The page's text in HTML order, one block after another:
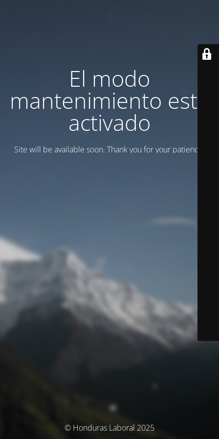
El modo
mantenimiento está
activado
Site will be available soon. Thank you for your patience!
© Honduras Laboral 2025